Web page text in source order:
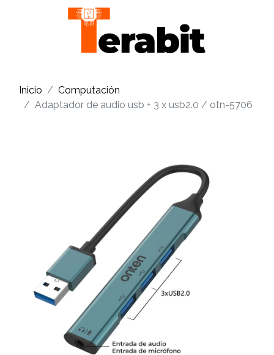
Inicio
Computación
Adaptador de audio usb + 3 x usb2.0 / otn-5706